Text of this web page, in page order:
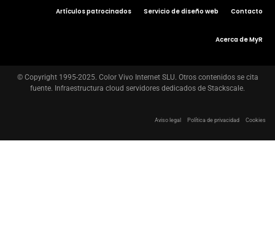
Artículos patrocinados Servicio de diseño web Contacto
Acerca de MyR
© Copyright 1995-2025. Color Vivo Internet SLU. Otros contenidos se cita
fuente. Infraestructura cloud servidores dedicados de Stackscale.
Aviso legal Política de privacidad Cookies